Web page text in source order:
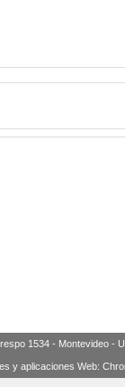
1534 - Montevideo -
y aplicaciones Web: